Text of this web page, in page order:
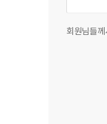
회원님들